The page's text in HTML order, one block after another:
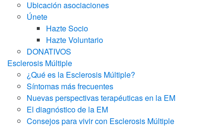
Ubicación asociaciones
Únete
Hazte Socio
Hazte Voluntario
DONATIVOS
Esclerosis Múltiple
¿Qué es la Esclerosis Múltiple?
Síntomas más frecuentes
Nuevas perspectivas terapéuticas en la EM
El diagnóstico de la EM
Consejos para vivir con Esclerosis Múltiple